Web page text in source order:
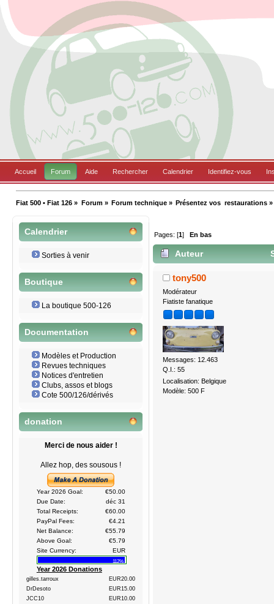
Accueil Forum Aide Rechercher Calendrier Identifiez-vous
Fiat 500 • Fiat 126 » Forum» Forum technique» Présentez vos  restaurations »
Calendrier
Sorties à venir
Boutique
La boutique 500-126
Documentation
Modèles et Production
Revues techniques
Notices d'entretien
Clubs, assos et blogs
Cote 500/126/dérivés
donation
Merci de nous aider !
Allez hop, des sousous !
Year 2026 Goal:
€50.00
Due Date:
déc 31
Total Receipts:
€60.00
PayPal Fees:
€4.21
Net Balance:
€55.79
Above Goal:
€5.79
Site Currency:
EUR
112%
Year 2026 Donations
gilles.tarroux
EUR20.00
DrDesoto
EUR15.00
JCC10
EUR10.00
Pages: [1] En bas
Auteur
tony500
Modérateur
Fiatiste fanatique
Messages: 12.463
Q.I.: 55
Localisation: Belgique
Modèle: 500 F